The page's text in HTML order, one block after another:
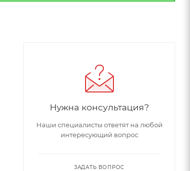
Нужна консультация?
Наши специалисты ответят на любой
интересующий вопрос
ЗАДАТЬ ВОПРОС